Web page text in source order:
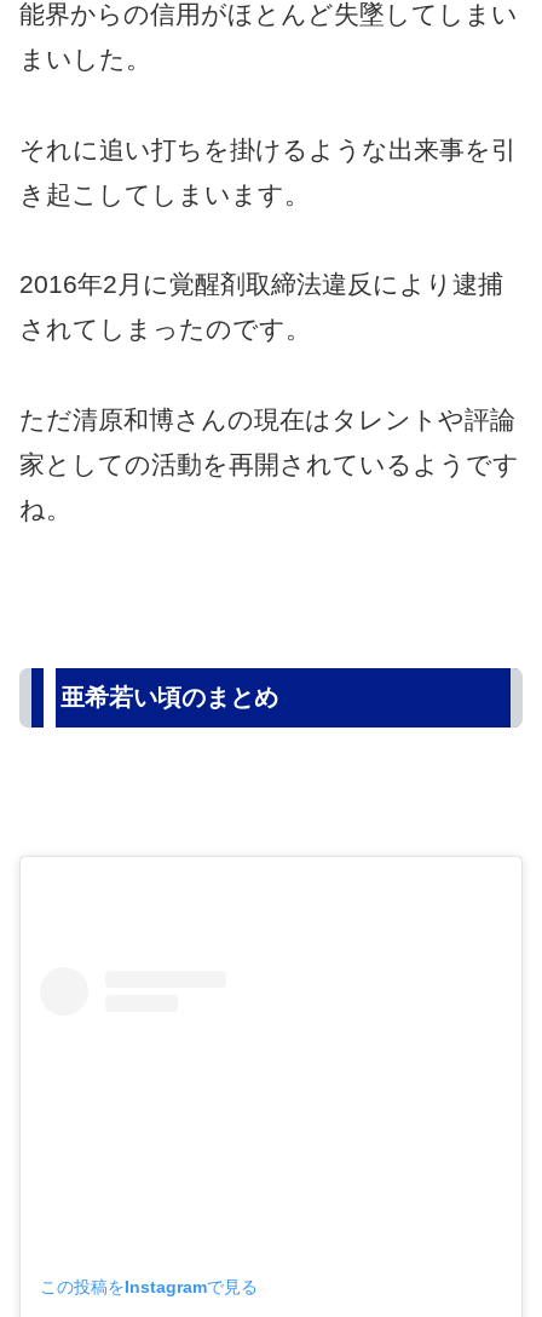
能界からの信用がほとんど失墜してしまい
まいした。
それに追い打ちを掛けるような出来事を引
き起こしてしまいます。
2016年2月に覚醒剤取締法違反により逮捕
されてしまったのです。
ただ清原和博さんの現在はタレントや評論
家としての活動を再開されているようです
ね。
亜希若い頃のまとめ
この投稿をInstagramで見る